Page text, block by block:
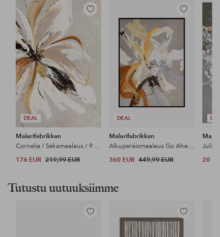
DEAL
Lisää
suosikkeihin
Malerifabrikken
Cornelia / Sekamaalaus / 90 X 120 cm
176 EUR 219,99 EUR
DEAL
Lisää
suosikkeihin
Malerifabrikken
Alkuperäismaalaus Go Ahead , mukana kehykset
360 EUR 449,99 EUR
20
Tutustu uutuuksiimme
Lisää
Lisää
suosikkeihin